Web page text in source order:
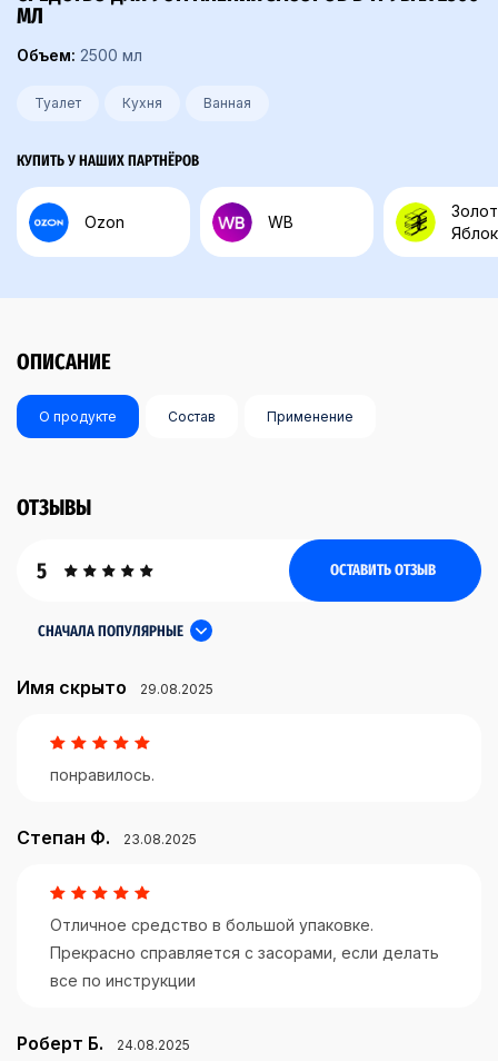
МЛ
Объем: 2500 мл
Туалет Кухня Ванная
КУПИТЬ У НАШИХ ПАРТНЁРОВ
Ozon WB
ОПИСАНИЕ
О продукте Состав Применение
ОТЗЫВЫ
5 ОСТАВИТЬ ОТЗЫВ
СНАЧАЛА ПОПУЛЯРНЫЕ
Имя скрыто 29.08.2025
понравилось.
Степан Ф. 23.08.2025
Отличное средство в большой упаковке.
Прекрасно справляется с засорами, если делать
все по инструкции
Роберт Б. 24.08.2025